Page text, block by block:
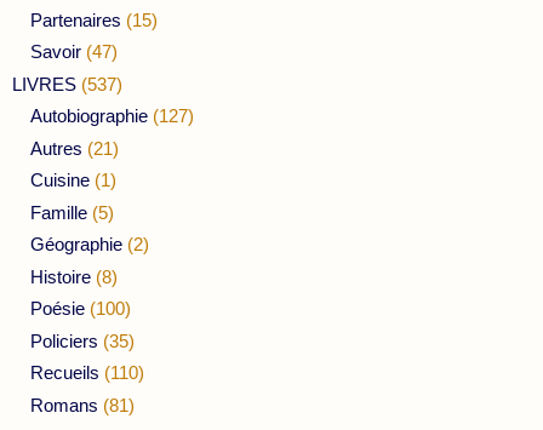
Partenaires (15)
Savoir (47)
LIVRES (537)
Autobiographie (127)
Autres (21)
Cuisine (1)
Famille (5)
Géographie (2)
Histoire (8)
Poésie (100)
Policiers (35)
Recueils (110)
Romans (81)